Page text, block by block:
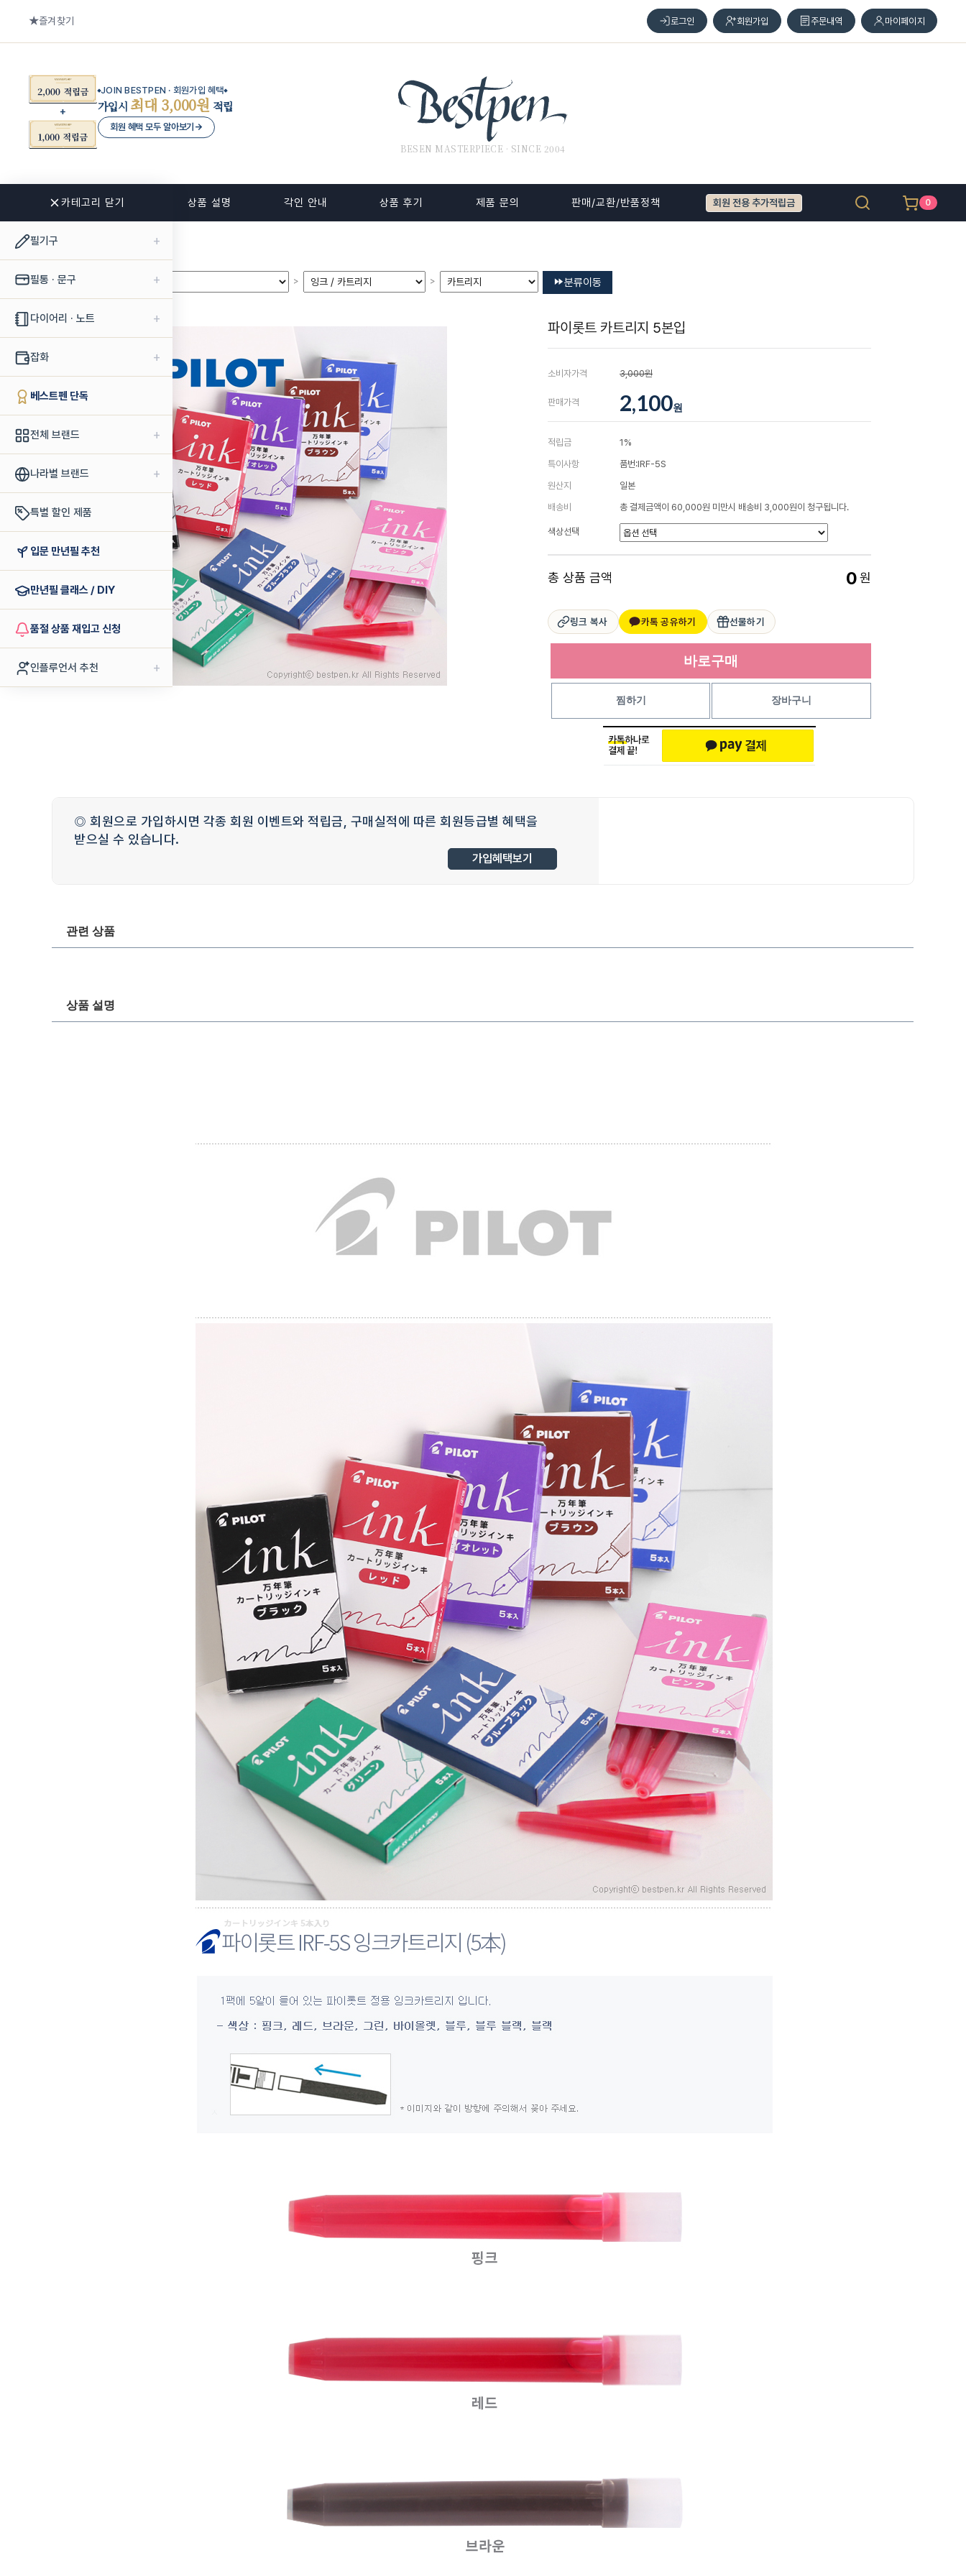
즐겨찾기
JOIN BESTPEN · 회원가입 혜택
가입시 최대 3,000원 적립
회원 혜택 모두 알아보기 →
로그인 회원가입 주문내역 마이페이지
BESEN MASTERPIECE · SINCE 2004
카테고리 닫기
필기구 +
필통 · 문구 +
다이어리 · 노트 +
잡화 +
베스트펜 단독
전체 브랜드 +
나라별 브랜드 +
특별 할인 제품
입문 만년필 추천
만년필 클래스 / DIY
품절 상품 재입고 신청
인플루언서 추천 +
관련 상품 상품 설명 각인 안내 상품 후기 제품 문의 판매/교환/반품정책 회원 전용 추가적립금 0
> > 분류이동
파이롯트 카트리지 5본입
소비자가격 3,000원
판매가격 2,100원
적립금
1%
특이사항
품번:IRF-5S
원산지
일본
배송비
총 결제금액이 60,000원 미만시 배송비 3,000원이 청구됩니다.
색상선택
총 상품 금액 0원
링크 복사 카톡 공유하기 선물하기
바로구매
장바구니
찜하기
◎ 회원으로 가입하시면 각종 회원 이벤트와 적립금, 구매실적에 따른 회원등급별 혜택을
받으실 수 있습니다.
가입혜택보기
관련 상품
상품 설명